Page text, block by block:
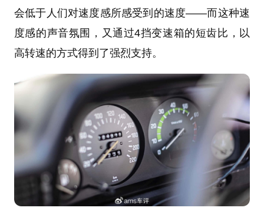
会低于人们对速度感所感受到的速度——而这种速
度感的声音氛围，又通过4挡变速箱的短齿比，以
高转速的方式得到了强烈支持。